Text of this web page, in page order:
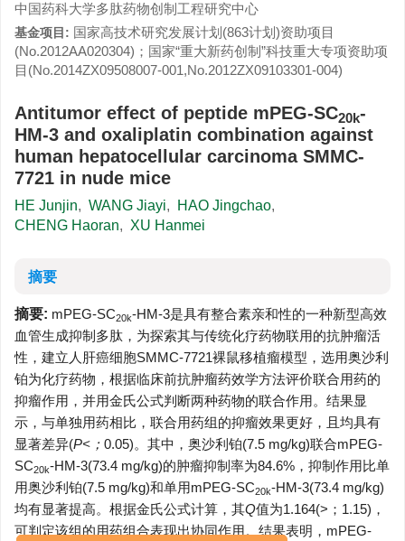
中国药科大学多肽药物创制工程研究中心
基金项目: 国家高技术研究发展计划(863计划)资助项目
(No.2012AA020304)；国家“重大新药创制”科技重大专项资助项
目(No.2014ZX09508007-001,No.2012ZX09103301-004)
Antitumor effect of peptide mPEG-SC20k-
HM-3 and oxaliplatin combination against
human hepatocellular carcinoma SMMC-
7721 in nude mice
HE Junjin, WANG Jiayi, HAO Jingchao,
CHENG Haoran, XU Hanmei
摘要
摘要: mPEG-SC20k-HM-3是具有整合素亲和性的一种新型高效
血管生成抑制多肽，为探索其与传统化疗药物联用的抗肿瘤活
性，建立人肝癌细胞SMMC-7721裸鼠移植瘤模型，选用奥沙利
铂为化疗药物，根据临床前抗肿瘤药效学方法评价联合用药的
抑瘤作用，并用金氏公式判断两种药物的联合作用。结果显
示，与单独用药相比，联合用药组的抑瘤效果更好，且均具有
显著差异(P<； 0.05)。其中，奥沙利铂(7.5 mg/kg)联合mPEG-
SC20k-HM-3(73.4 mg/kg)的肿瘤抑制率为84.6%，抑制作用比单
用奥沙利铂(7.5 mg/kg)和单用mPEG-SC20k-HM-3(73.4 mg/kg)
均有显著提高。根据金氏公式计算，其Q值为1.164(>；1.15)，
可判定该组的用药组合表现出协同作用。结果表明，mPEG-